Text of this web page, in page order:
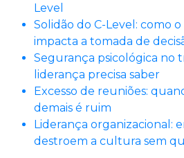
Level
Solidão do C-Level: como
impacta a tomada de
Segurança psicológica no
liderança precisa saber
Excesso de reuniões:
demais é ruim
Liderança organizacional:
destroem a cultura sem